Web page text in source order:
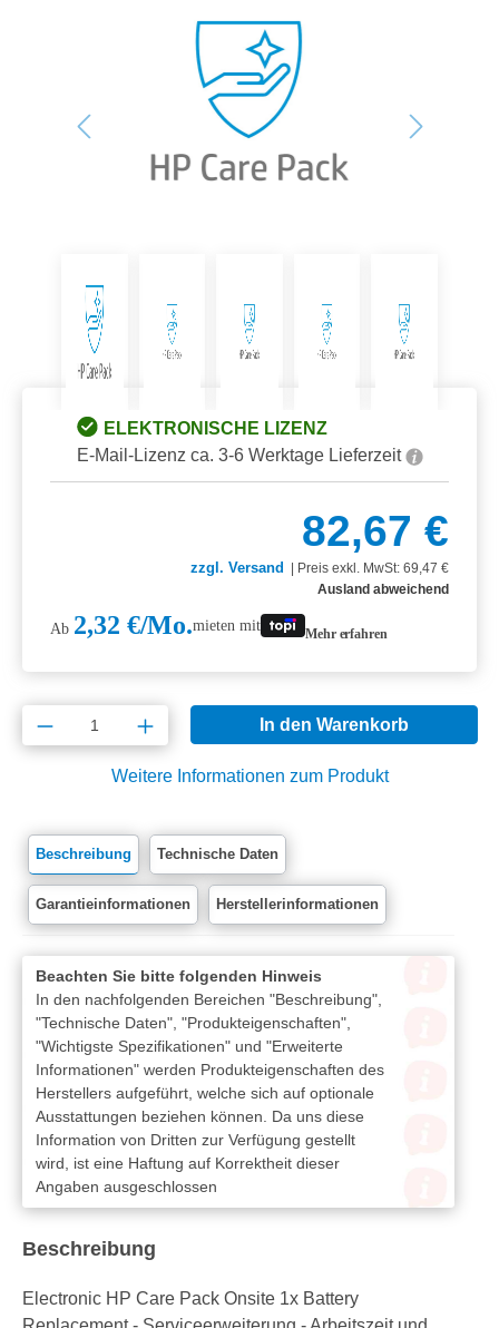
ELEKTRONISCHE LIZENZ
E-Mail-Lizenz ca. 3-6 Werktage Lieferzeit
82,67 €
zzgl. Versand
Preis exkl. MwSt: 69,47 €
Ausland abweichend
Ab 2,32 €/Mo.mieten mit Mehr erfahren
Produkt Anzahl: Gib den gewünschten
In den Warenkorb
Weitere Informationen zum Produkt
Beschreibung Technische Daten
Garantieinformationen Herstellerinformationen
Beachten Sie bitte folgenden Hinweis
In den nachfolgenden Bereichen "Beschreibung",
"Technische Daten", "Produkteigenschaften",
"Wichtigste Spezifikationen" und "Erweiterte
Informationen" werden Produkteigenschaften des
Herstellers aufgeführt, welche sich auf optionale
Ausstattungen beziehen können. Da uns diese
Information von Dritten zur Verfügung gestellt
wird, ist eine Haftung auf Korrektheit dieser
Angaben ausgeschlossen
Beschreibung
Electronic HP Care Pack Onsite 1x Battery